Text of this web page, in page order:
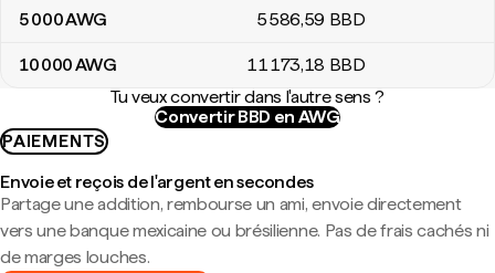
5 000AWG 5 586,59 BBD
10 000AWG 11 173,18 BBD
Tu veux convertir dans l'autre sens ?
Convertir BBD en AWG
PAIEMENTS
Envoie et reçois de l'argent en secondes
Partage une addition, rembourse un ami, envoie directement
vers une banque mexicaine ou brésilienne. Pas de frais cachés ni
de marges louches.